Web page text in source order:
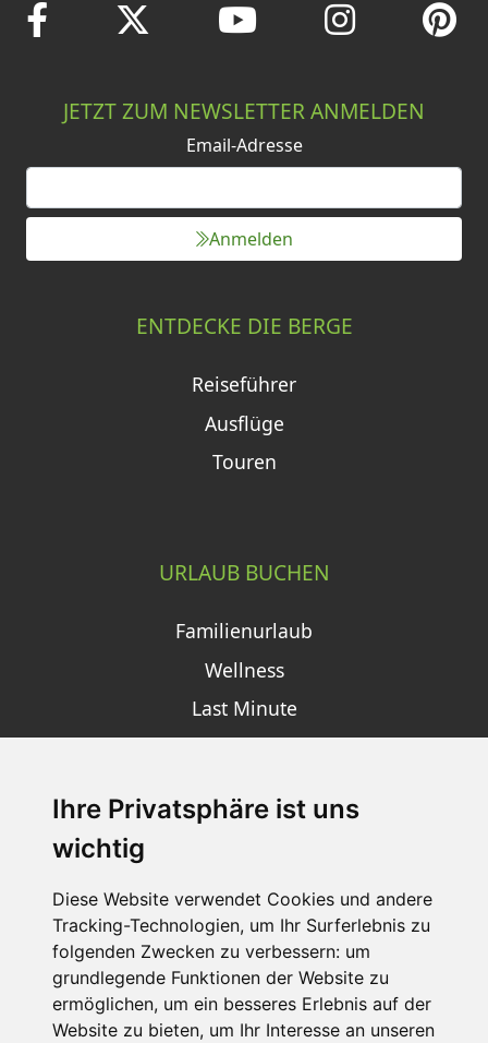
Ihre Privatsphäre ist uns
wichtig
Diese Website verwendet Cookies und andere
Tracking-Technologien, um Ihr Surferlebnis zu
folgenden Zwecken zu verbessern: um
grundlegende Funktionen der Website zu
ermöglichen, um ein besseres Erlebnis auf der
Website zu bieten, um Ihr Interesse an unseren
JETZT ZUM NEWSLETTER ANMELDEN
Email-Adresse
Anmelden
ENTDECKE DIE BERGE
Reiseführer
Ausflüge
Touren
URLAUB BUCHEN
Familienurlaub
Wellness
Last Minute
SCHNEEHÖHEN SKI APP
Die Schneehoehen Ski APP für iOS und Android - Ein
Muss für alle Wintersportler und Schneefreaks!